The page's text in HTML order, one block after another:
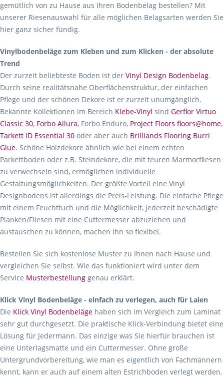
gemütlich von zu Hause aus Ihren Bodenbelag bestellen? Mit
unserer Riesenauswahl für alle möglichen Belagsarten werden Sie
hier ganz sicher fündig.
Vinylbodenbeläge zum Kleben und zum Klicken - der absolute
Trend
Der zurzeit beliebteste Boden ist der Vinyl Design Bodenbelag.
Durch seine realitätsnahe Oberflächenstruktur, der einfachen
Pflege und der schönen Dekore ist er zurzeit unumgänglich.
Bekannte Kollektionen im Bereich Klebe-Vinyl sind Gerflor Virtuo
Classic 30, Forbo Allura, Forbo Enduro, Project Floors floors@home,
Tarkett ID Essential 30 oder aber auch Brilliands Flooring Burri
Glue. Schöne Holzdekore ähnlich wie bei einem echten
Parkettboden oder z.B. Steindekore, die mit teuren Marmorfliesen
zu verwechseln sind, ermöglichen individuelle
Gestaltungsmöglichkeiten. Der größte Vorteil eine Vinyl
Designbodens ist allerdings die Preis-Leistung. Die einfache Pflege
mit einem Feuchttuch und die Möglichkeit, jederzeit beschädigte
Planken/Fliesen mit eine Cuttermesser abzuziehen und
austauschen zu können, machen ihn so flexibel.
Bestellen Sie sich kostenlose Muster zu Ihnen nach Hause und
vergleichen Sie selbst. Wie das funktioniert wird unter dem
Service Musterbestellung genau erklärt.
Klick Vinyl Bodenbeläge - einfach zu verlegen, auch für Laien
Die Klick Vinyl Bodenbeläge haben sich im Vergleich zum Laminat
sehr gut durchgesetzt. Die praktische Klick-Verbindung bietet eine
Lösung für Jedermann. Das einzige was Sie hierfür brauchen ist
eine Unterlagsmatte und ein Cuttermesser. Ohne große
Untergrundvorbereitung, wie man es eigentlich von Fachmännern
kennt, kann er auch auf einem alten Estrichboden verlegt werden.